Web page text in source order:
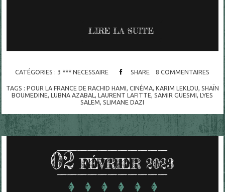
LIRE LA SUITE
CATÉGORIES : 3 *** NECESSAIRE SHARE 8 COMMENTAIRES
TAGS : POUR LA FRANCE DE RACHID HAMI, CINÉMA, KARIM LEKLOU, SHAÏN
BOUMEDINE,LUBNA AZABAL,LAURENT LAFITTE,SAMIR GUESMI,LYES
SALEM,SLIMANE DAZI
02 FÉVRIER 2023